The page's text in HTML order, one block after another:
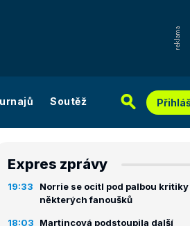
Soutěž
Expres zprávy
19:33
Norrie se ocitl pod palbou kritiky
některých fanoušků
18:03
Martincová podstoupila další